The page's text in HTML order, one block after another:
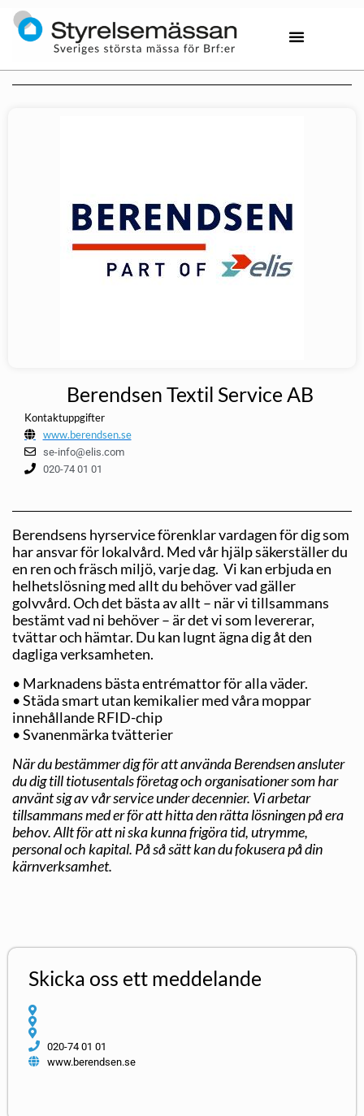
Berendsen Textil Service AB
Kontaktuppgifter
www.berendsen.se
se-info@elis.com
020-74 01 01
Berendsens hyrservice förenklar vardagen för dig som
har ansvar för lokalvård. Med vår hjälp säkerställer du
en ren och fräsch miljö, varje dag. Vi kan erbjuda en
helhetslösning med allt du behöver vad gäller
golvvård. Och det bästa av allt – när vi tillsammans
bestämt vad ni behöver – är det vi som levererar,
tvättar och hämtar. Du kan lugnt ägna dig åt den
dagliga verksamheten.
• Marknadens bästa entrémattor för alla väder.
• Städa smart utan kemikalier med våra moppar
innehållande RFID-chip
• Svanenmärka tvätterier
När du bestämmer dig för att använda Berendsen ansluter
du dig till tiotusentals företag och organisationer som har
använt sig av vår service under decennier. Vi arbetar
tillsammans med er för att hitta den rätta lösningen på era
behov. Allt för att ni ska kunna frigöra tid, utrymme,
personal och kapital. På så sätt kan du fokusera på din
kärnverksamhet.
Skicka oss ett meddelande
020-74 01 01
www.berendsen.se